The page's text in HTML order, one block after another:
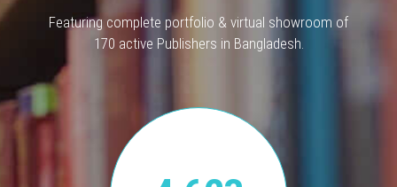
Featuring complete portfolio & virtual showroom of
170 active Publishers in Bangladesh.